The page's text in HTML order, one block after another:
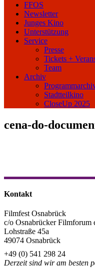
FFOS
Newsletter
Junges Kino
Unterstützung
Service
Presse
Tickets +
Team
Archiv
Stadtteilkino
CloseUp 2025
cena-do-
Kontakt
Filmfest Osnabrück
c/o Osnabrücker Filmforum
Lohstraße 45a
49074 Osnabrück
+49 (0) 541 298 24
Derzeit sind wir am besten